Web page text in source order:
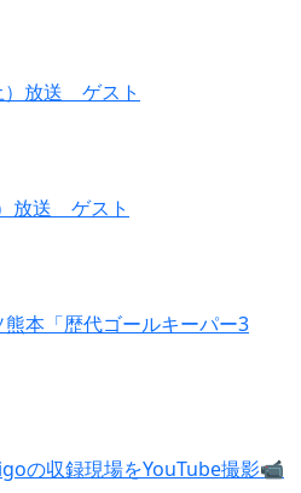
）放送 ゲスト
放送 ゲスト
熊本「歴代ゴールキーパー3
の収録現場をYouTube撮影📹